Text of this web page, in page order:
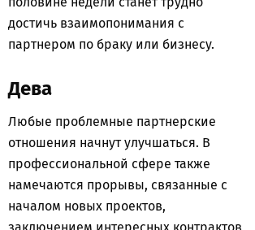
достичь взаимопонимания с
партнером по браку или бизнесу.
Дева
Любые проблемные партнерские
отношения начнут улучшаться. В
профессиональной сфере также
намечаются прорывы, связанные с
началом новых проектов,